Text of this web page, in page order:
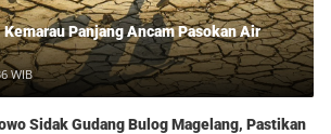
Kemarau Panjang Ancam Pasokan Air
WIB
Sidak Gudang Bulog Magelang, Pastikan